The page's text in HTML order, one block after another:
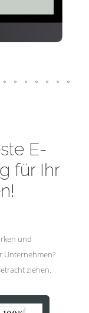
E-
für Ihr
und
Unternehmen?
ziehen.